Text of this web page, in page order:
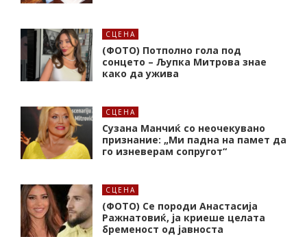
СЦЕНА
(ФОТО) Потполно гола под
сонцето – Љупка Митрова знае
како да ужива
СЦЕНА
Сузана Манчиќ со неочекувано
признание: „Ми падна на памет да
го изневерам сопругот“
СЦЕНА
(ФОТО) Се породи Анастасија
Ражнатовиќ, ја криеше целата
бременост од јавноста